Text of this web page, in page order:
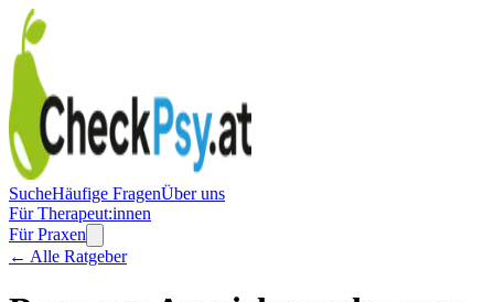
SucheHäufige FragenÜber uns
Für Therapeut:innen
Für Praxen
← Alle Ratgeber